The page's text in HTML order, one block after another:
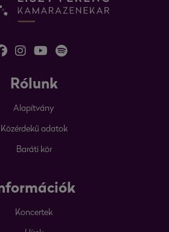
Rólunk
Alapítvány
Közérdekű adatok
Baráti kör
Koncertek